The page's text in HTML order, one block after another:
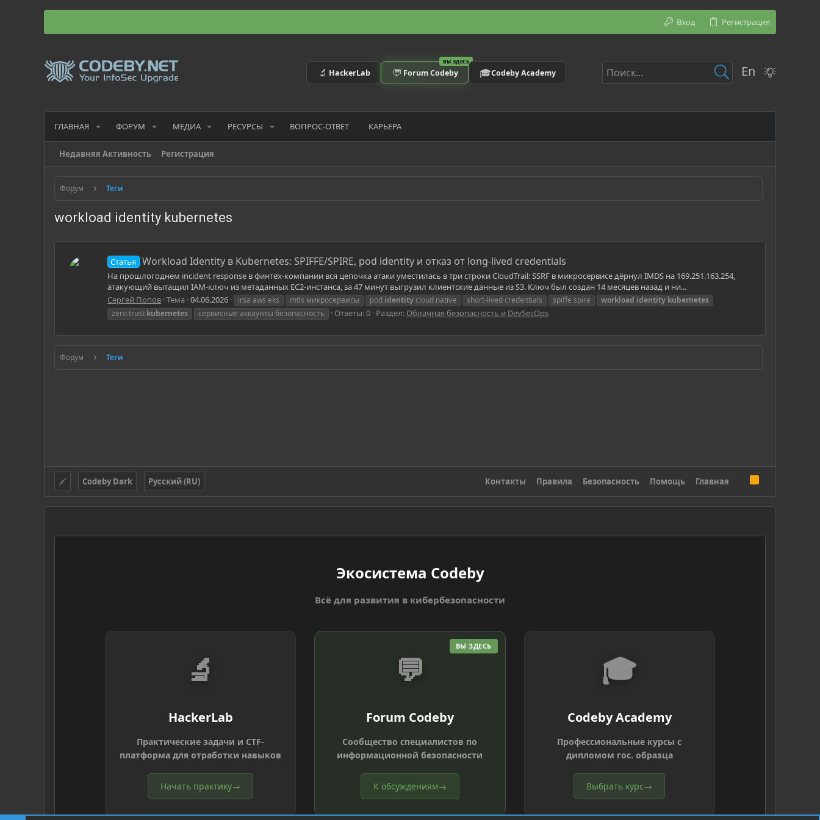
Вход Регистрация
🔬 HackerLab
ВЫ ЗДЕСЬ
💬 Forum Codeby 🎓Codeby Academy En
ГЛАВНАЯ ФОРУМ МЕДИА РЕСУРСЫ ВОПРОС-ОТВЕТ КАРЬЕРА
Недавняя Активность Регистрация
Форум Теги
workload identity kubernetes
Статья Workload Identity в Kubernetes: SPIFFE/SPIRE, pod identity и отказ от long-lived credentials
На прошлогоднем incident response в финтех-компании вся цепочка атаки уместилась в три строки CloudTrail: SSRF в микросервисе дёрнул IMDS на 169.251.163.254,
атакующий вытащил IAM-ключ из метаданных EC2-инстанса, за 47 минут выгрузил клиентские данные из S3. Ключ был создан 14 месяцев назад и ни...
Сергей Попов Тема 04.06.2026 irsa aws eks mtls микросервисы pod identitycloud native short-lived credentials spiffe spire workload identity kubernetes
zero trust kubernetes сервисные аккаунты безопасность Ответы: 0 Раздел: Облачная безопасность и DevSecOps
Форум Теги
Codeby Dark Русский (RU) Контакты Правила Безопасность Помощь Главная
S
Экосистема Codeby
Всё для развития в кибербезопасности
🔬
HackerLab
Практические задачи и CTF-
платформа для отработки навыков
Начать практику→
ВЫ ЗДЕСЬ
💬
Forum Codeby
Сообщество специалистов по
информационной безопасности
К обсуждениям→
🎓
Codeby Academy
Профессиональные курсы с
дипломом гос. образца
Выбрать курс→